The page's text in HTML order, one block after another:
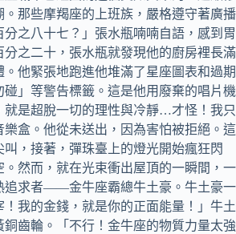
那些摩羯座的上班族，嚴格遵守著廣播
之八十七？」張水瓶喃喃自語，感到胃
之二十，張水瓶就發現他的廚房裡長滿
他緊張地跑進他堆滿了星座圖表和過期
」等警告標籤。這是他用廢棄的唱片機
就是超脫一切的理性與冷靜…才怪！我只
盒。他從未送出，因為害怕被拒絕。這
，接著，彈珠臺上的燈光開始瘋狂閃
然而，就在光束衝出屋頂的一瞬間，一
追求者——金牛座霸總牛土豪。牛土豪一
我的金錢，就是你的正面能量！」牛土
齒輪。「不行！金牛座的物質力量太強